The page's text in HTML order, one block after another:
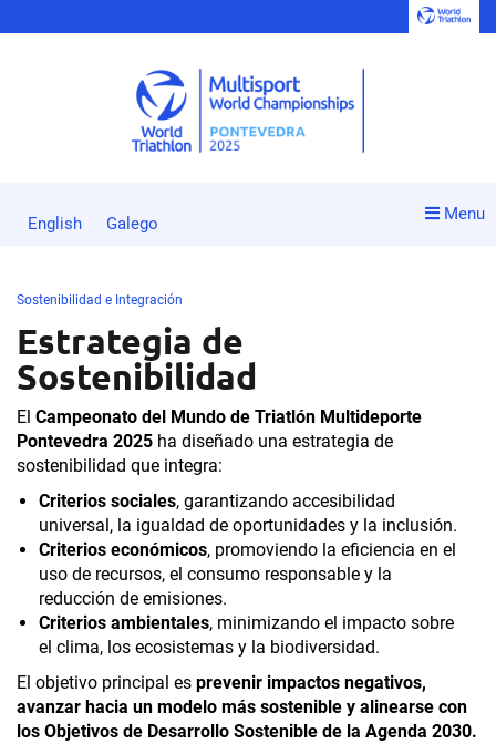
Menu
English Galego
Sostenibilidad e Integración
Estrategia de
Sostenibilidad
El Campeonato del Mundo de Triatlón Multideporte
Pontevedra 2025 ha diseñado una estrategia de
sostenibilidad que integra:
Criterios sociales, garantizando accesibilidad
universal, la igualdad de oportunidades y la inclusión.
Criterios económicos, promoviendo la eficiencia en el
uso de recursos, el consumo responsable y la
reducción de emisiones.
Criterios ambientales, minimizando el impacto sobre
el clima, los ecosistemas y la biodiversidad.
El objetivo principal es prevenir impactos negativos,
avanzar hacia un modelo más sostenible y alinearse con
los Objetivos de Desarrollo Sostenible de la Agenda 2030.